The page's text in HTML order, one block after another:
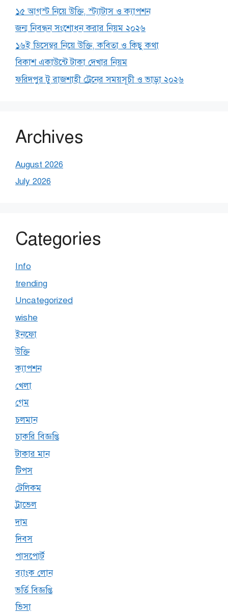
১৫ আগস্ট নিয়ে উক্তি, স্ট্যাটাস ও ক্যাপশন
জন্ম নিবন্ধন সংশোধন করার নিয়ম ২০২৬
১৬ই ডিসেম্বর নিয়ে উক্তি, কবিতা ও কিছু কথা
বিকাশ একাউন্টে টাকা দেখার নিয়ম
ফরিদপুর টু রাজশাহী ট্রেনের সময়সূচী ও ভাড়া ২০২৬
Archives
August 2026
July 2026
Categories
Info
trending
Uncategorized
wishe
ইনফো
উক্তি
ক্যাপশন
খেলা
গেম
চলমান
চাকরি বিজ্ঞপ্তি
টাকার মান
টিপস
টেলিকম
ট্রাভেল
দাম
দিবস
পাসপোর্ট
ব্যাংক লোন
ভর্তি বিজ্ঞপ্তি
ভিসা